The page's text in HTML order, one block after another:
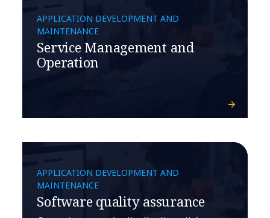
APPLICATION DEVELOPMENT AND
MAINTENANCE
Service Management and
Operation
APPLICATION DEVELOPMENT AND
MAINTENANCE
Software quality assurance